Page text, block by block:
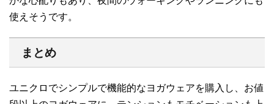
使えそうです。
まとめ
ユニクロでシンプルで機能的なヨガウェアを購入し、お値